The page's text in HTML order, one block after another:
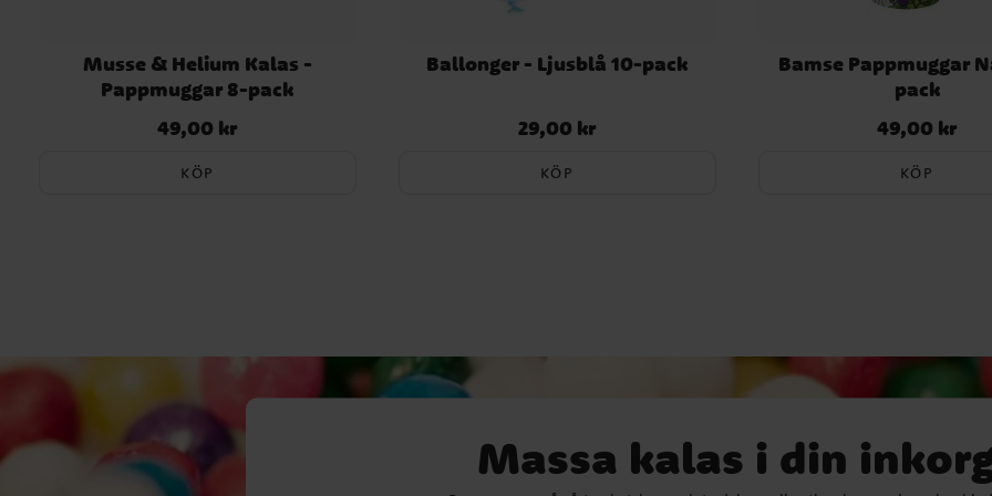
Musse & Helium Kalas -
Pappmuggar 8-pack
Pris:49,00 kr
49,00 kr
KÖP
Ballonger - Ljusblå 10-pack
Pris:29,00 kr
29,00 kr
KÖP
Bamse Pappmuggar
pack
Pris:49,00 kr
49,00 kr
KÖP
Massa kalas i din